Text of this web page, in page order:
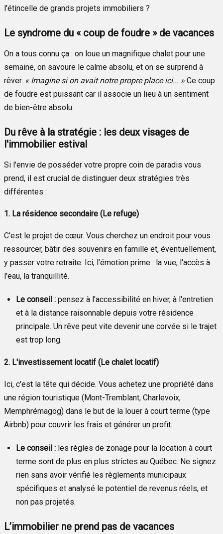
l'étincelle de grands projets immobiliers ?
Le syndrome du « coup de foudre » de vacances
On a tous connu ça : on loue un magnifique chalet pour une
semaine, on savoure le calme absolu, et on se surprend à
rêver. « Imagine si on avait notre propre place ici... » Ce coup
de foudre est puissant car il associe un lieu à un sentiment
de bien-être absolu.
Du rêve à la stratégie : les deux visages de
l'immobilier estival
Si l'envie de posséder votre propre coin de paradis vous
prend, il est crucial de distinguer deux stratégies très
différentes :
1. La résidence secondaire (Le refuge)
C'est le projet de cœur. Vous cherchez un endroit pour vous
ressourcer, bâtir des souvenirs en famille et, éventuellement,
y passer votre retraite. Ici, l’émotion prime : la vue, l'accès à
l'eau, la tranquillité.
Le conseil : pensez à l'accessibilité en hiver, à l'entretien
et à la distance raisonnable depuis votre résidence
principale. Un rêve peut vite devenir une corvée si le trajet
est trop long.
2. L'investissement locatif (Le chalet locatif)
Ici, c'est la tête qui décide. Vous achetez une propriété dans
une région touristique (Mont-Tremblant, Charlevoix,
Memphrémagog) dans le but de la louer à court terme (type
Airbnb) pour couvrir les frais et générer un profit.
Le conseil : les règles de zonage pour la location à court
terme sont de plus en plus strictes au Québec. Ne signez
rien sans avoir vérifié les règlements municipaux
spécifiques et analysé le potentiel de revenus réels, et
non pas projetés.
L’immobilier ne prend pas de vacances